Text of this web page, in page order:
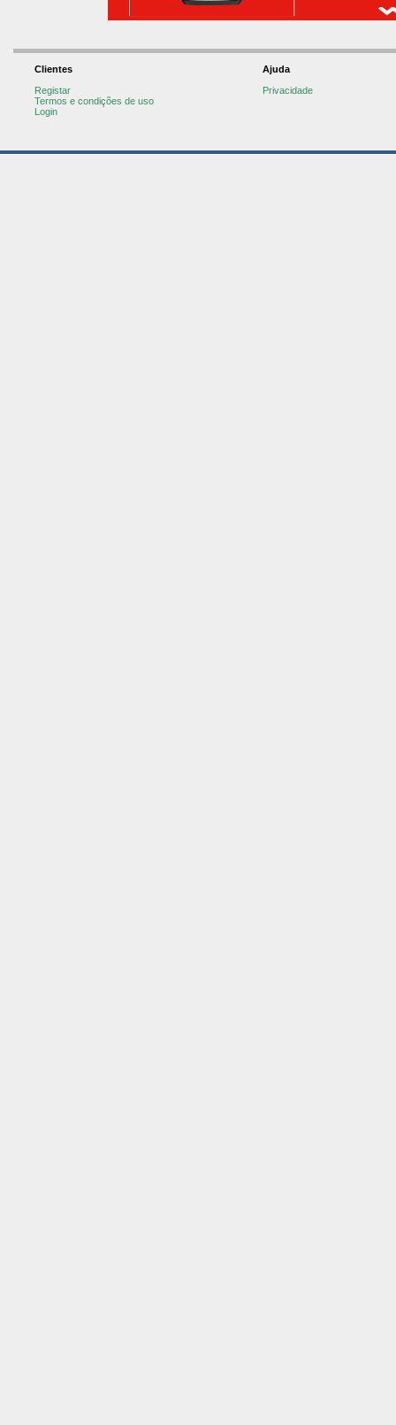
Clientes
Registar
Termos e condições de uso
Login
Ajuda
Privacidade